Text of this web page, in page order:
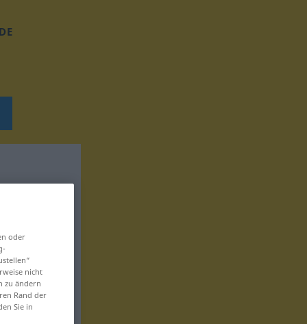
oder
nicht
zu ändern
Rand der
Sie in